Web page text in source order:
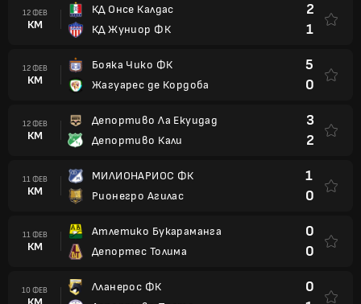
12 ФЕВ
КМ
КД Онсе Калдас
КД Жуниор ФК
2
1
12 ФЕВ
КМ
Бояка Чико ФК
Жагуарес де Кордоба
5
0
12 ФЕВ
КМ
Депортиво Ла Екуидад
Депортиво Кали
3
2
11 ФЕВ
КМ
МИЛИОНАРИОС ФК
Рионегро Агилас
1
0
11 ФЕВ
КМ
Атлетико Букараманга
Депортес Толима
0
0
10 ФЕВ
Лланерос ФК
0